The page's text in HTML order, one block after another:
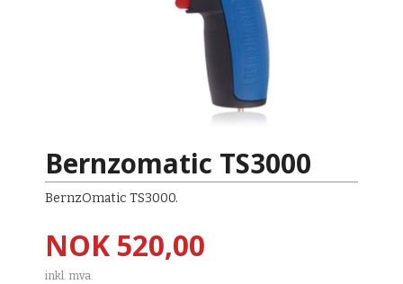
Bernzomatic TS3000
BernzOmatic TS3000.
Pris
NOK 520,00
inkl. mva.